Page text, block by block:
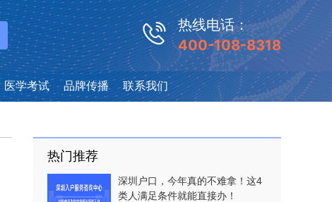
热线电话：
400-108-8318
医学考试 品牌传播 联系我们
热门推荐
深圳户口，今年真的不难拿！这4
类人满足条件就能直接办！